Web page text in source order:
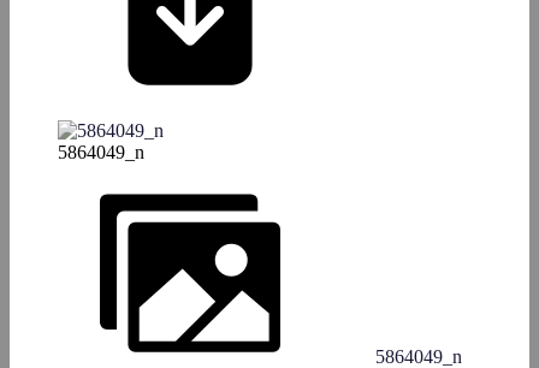
5864049_n
5864049_n